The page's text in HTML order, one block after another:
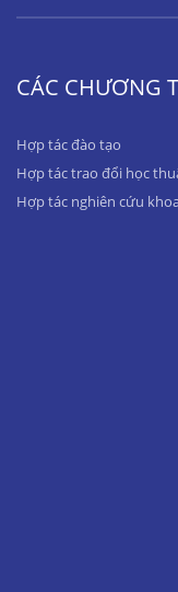
CÁC CHƯƠNG
Hợp tác đào tạo
Hợp tác trao đổi học
Hợp tác nghiên cứu